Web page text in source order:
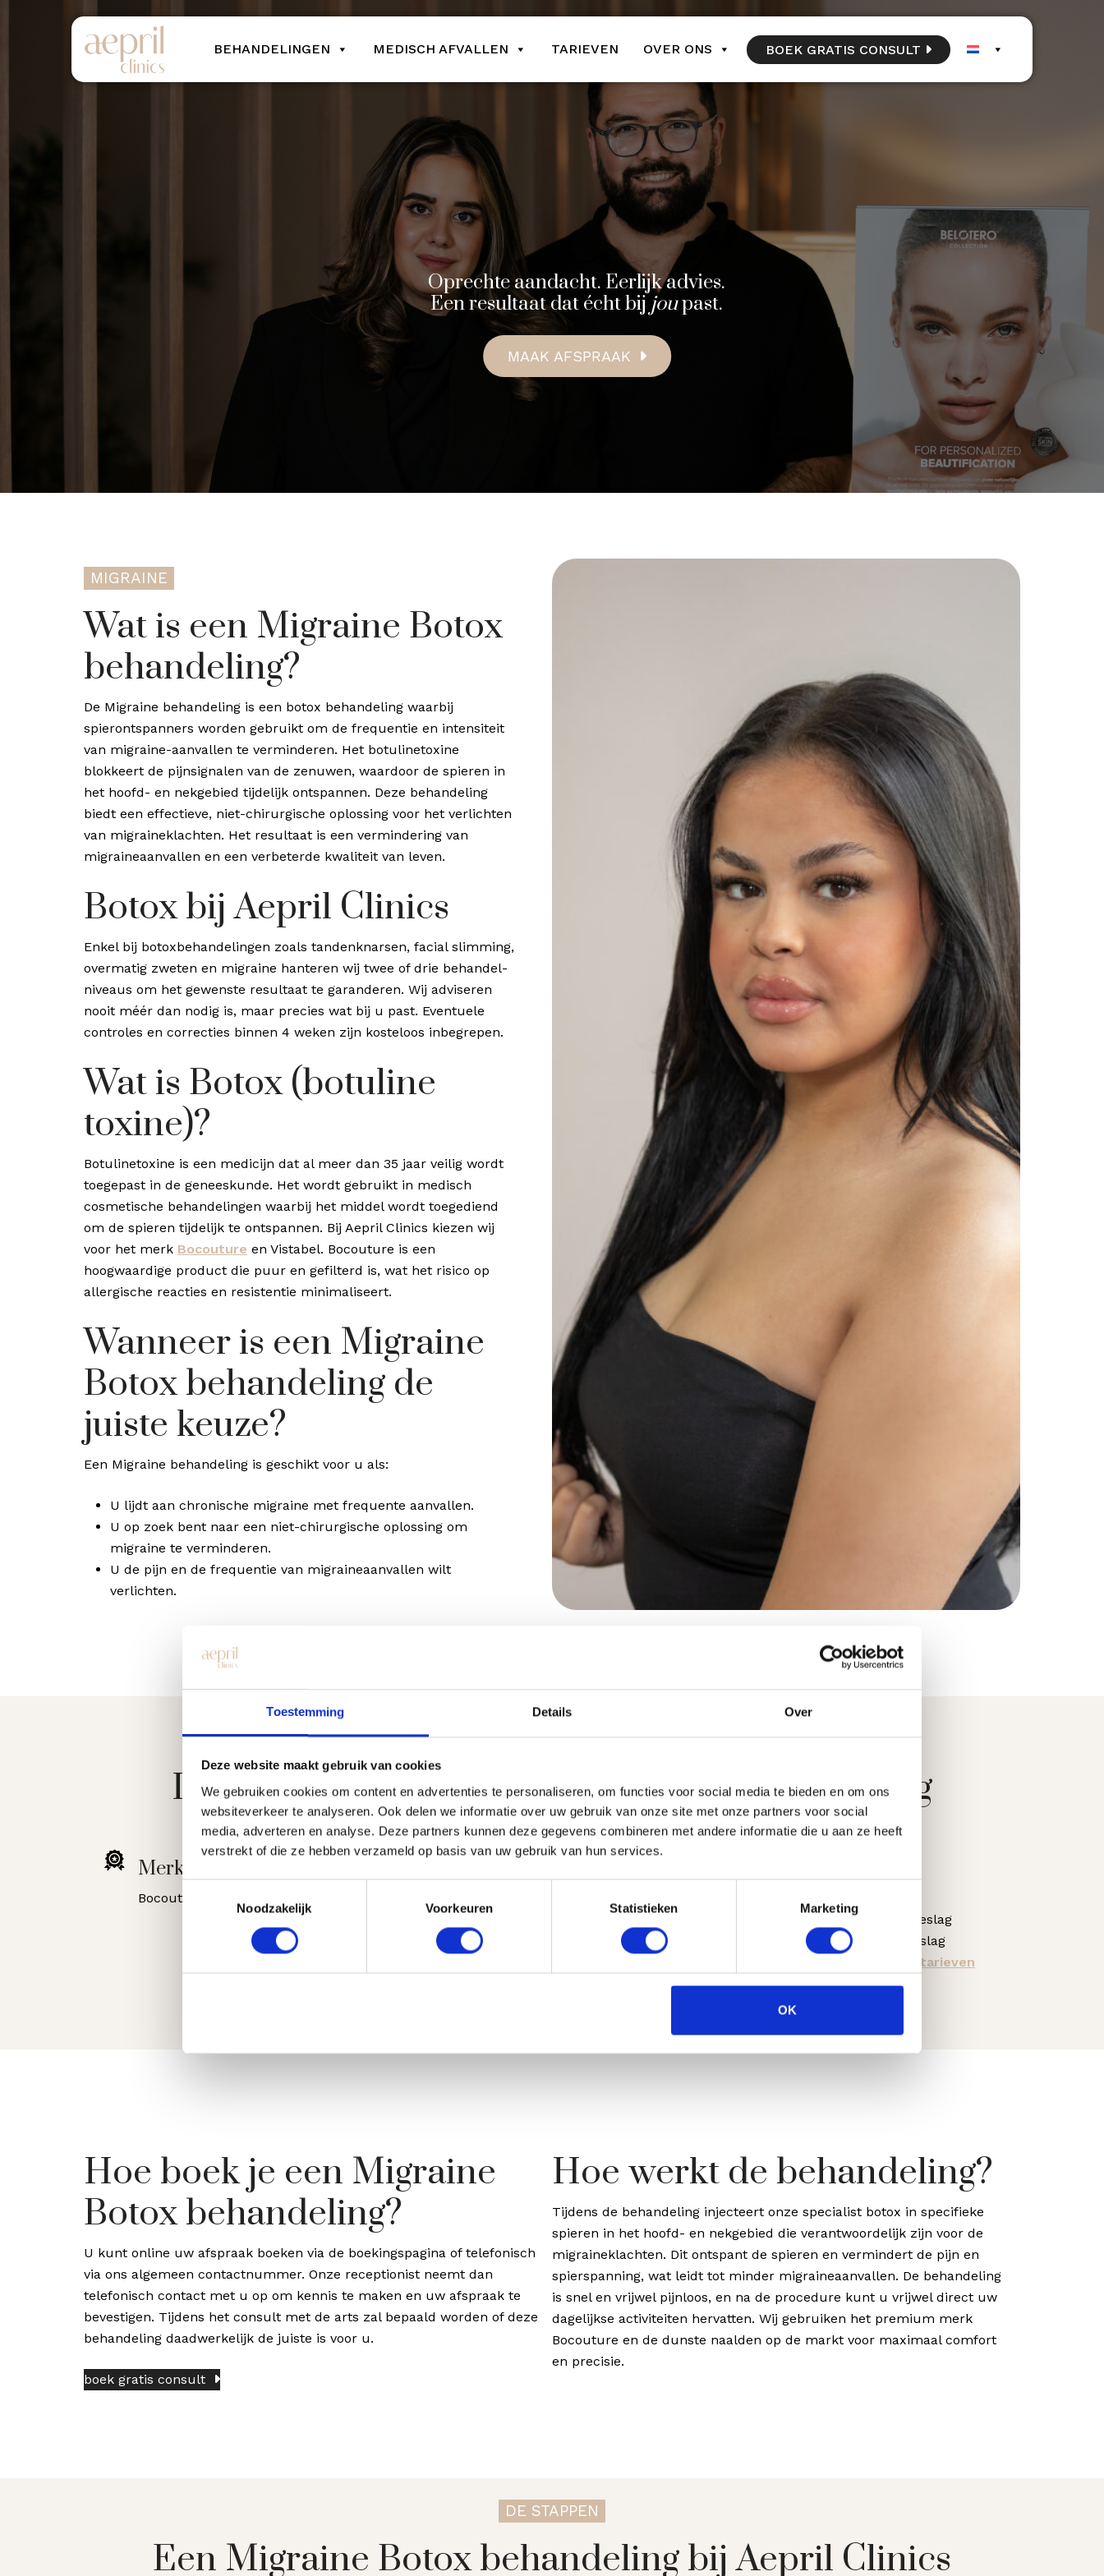
Toestemming Details Over
Deze website maakt gebruik van cookies
We gebruiken cookies om content en advertenties te personaliseren, om functies voor social media te bieden en om ons
websiteverkeer te analyseren. Ook delen we informatie over uw gebruik van onze site met onze partners voor social
media, adverteren en analyse. Deze partners kunnen deze gegevens combineren met andere informatie die u aan ze heeft
verstrekt of die ze hebben verzameld op basis van uw gebruik van hun services.
Noodzakelijk
Voorkeuren Statistieken Marketing
OK
BEHANDELINGEN MEDISCH AFVALLEN TARIEVEN OVER ONS BOEK GRATIS CONSULT 
Oprechte aandacht. Eerlijk advies.
Een resultaat dat écht bij joupast.
MAAK AFSPRAAK
MIGRAINE
Wat is een Migraine Botox
behandeling?
De Migraine behandeling is een botox behandeling waarbij
spierontspanners worden gebruikt om de frequentie en intensiteit
van migraine-aanvallen te verminderen. Het botulinetoxine
blokkeert de pijnsignalen van de zenuwen, waardoor de spieren in
het hoofd- en nekgebied tijdelijk ontspannen. Deze behandeling
biedt een effectieve, niet-chirurgische oplossing voor het verlichten
van migraineklachten. Het resultaat is een vermindering van
migraineaanvallen en een verbeterde kwaliteit van leven.
Botox bij Aepril Clinics
Enkel bij botoxbehandelingen zoals tandenknarsen, facial slimming,
overmatig zweten en migraine hanteren wij twee of drie behandel­
niveaus om het gewenste resultaat te garanderen. Wij adviseren
nooit méér dan nodig is, maar precies wat bij u past. Eventuele
controles en correcties binnen 4 weken zijn kosteloos inbegrepen.
Wat is Botox (botuline
toxine)?
Botulinetoxine is een medicijn dat al meer dan 35 jaar veilig wordt
toegepast in de geneeskunde. Het wordt gebruikt in medisch
cosmetische behandelingen waarbij het middel wordt toegediend
om de spieren tijdelijk te ontspannen. Bij Aepril Clinics kiezen wij
voor het merk Bocouture en Vistabel. Bocouture is een
hoogwaardige product die puur en gefilterd is, wat het risico op
allergische reacties en resistentie minimaliseert.
Wanneer is een Migraine
Botox behandeling de
juiste keuze?
Een Migraine behandeling is geschikt voor u als:
U lijdt aan chronische migraine met frequente aanvallen.
U op zoek bent naar een niet-chirurgische oplossing om
migraine te verminderen.
U de pijn en de frequentie van migraineaanvallen wilt
verlichten.
INFORMATIE
Informatie over de Migraine Botox behandeling
Merk:
Bocouture of Vistabel
€20,- Vistabeltoeslag
€20,- Heren toeslag
bekijk hier alle tarieven
Hoe boek je een Migraine
Botox behandeling?
U kunt online uw afspraak boeken via de boekingspagina of telefonisch
via ons algemeen contactnummer. Onze receptionist neemt dan
telefonisch contact met u op om kennis te maken en uw afspraak te
bevestigen. Tijdens het consult met de arts zal bepaald worden of deze
behandeling daadwerkelijk de juiste is voor u.
boek gratis consult
Hoe werkt de behandeling?
Tijdens de behandeling injecteert onze specialist botox in specifieke
spieren in het hoofd- en nekgebied die verantwoordelijk zijn voor de
migraineklachten. Dit ontspant de spieren en vermindert de pijn en
spierspanning, wat leidt tot minder migraineaanvallen. De behandeling
is snel en vrijwel pijnloos, en na de procedure kunt u vrijwel direct uw
dagelijkse activiteiten hervatten. Wij gebruiken het premium merk
Bocouture en de dunste naalden op de markt voor maximaal comfort
en precisie.
DE STAPPEN
Een Migraine Botox behandeling bij Aepril Clinics